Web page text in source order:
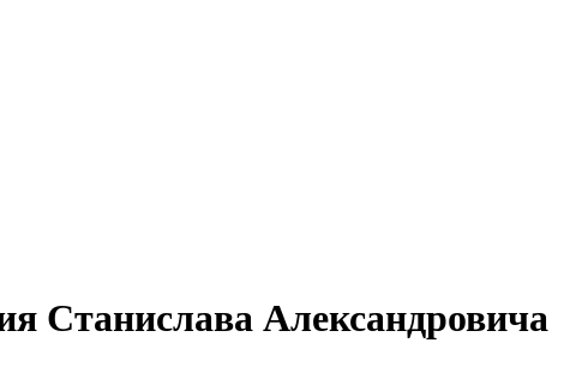
Станислава Александровича